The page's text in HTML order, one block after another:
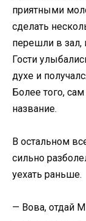
приятными
сделать
перешли в зал,
Гости
духе и
Более того,
название.
В остальном
сильно
уехать раньше.
— Вова, отдай